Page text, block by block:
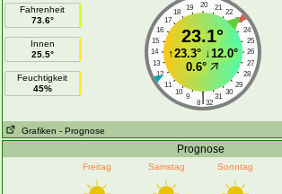
Fahrenheit
73.6°
Innen
25.5°
Feuchtigkeit
45%
20
19 21
18
22
17
23
16
24
15
25
14
26
13
27
12
28
11
29
10
30
9 31
|
8 32
23.1°
↑23.3°↓12.0°
0.6°
Grafiken - Prognose
Prognose
Freitag
Samstag Sonntag